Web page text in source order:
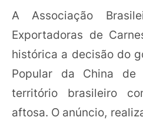
A Associação
Exportadoras de
histórica a decisão do
Popular da China de
território brasileiro
aftosa. O anúncio,